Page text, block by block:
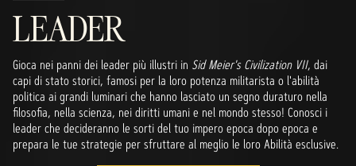
LEADER
Gioca nei panni dei leader più illustri in Sid Meier's Civilization VII, dai
capi di stato storici, famosi per la loro potenza militarista o l'abilità
politica ai grandi luminari che hanno lasciato un segno duraturo nella
filosofia, nella scienza, nei diritti umani e nel mondo stesso! Conosci i
leader che decideranno le sorti del tuo impero epoca dopo epoca e
prepara le tue strategie per sfruttare al meglio le loro Abilità esclusive.